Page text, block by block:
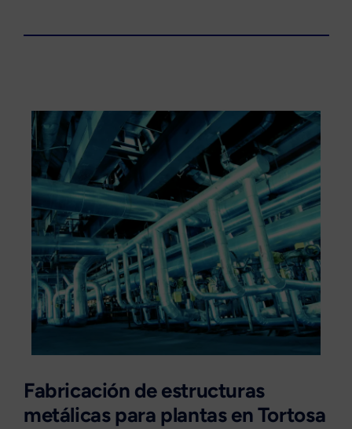
Fabricación de estructuras
metálicas para plantas en Tortosa